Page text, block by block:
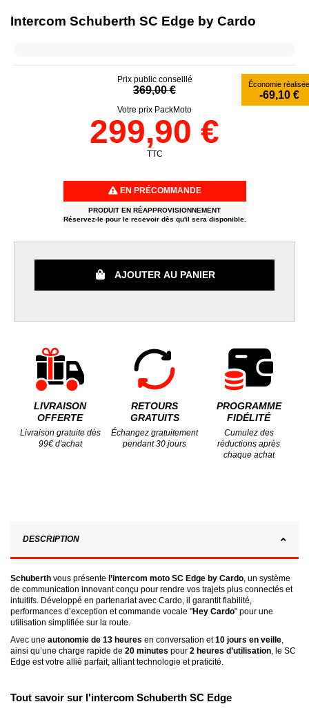
Intercom Schuberth SC Edge by Cardo
Prix public conseillé
369,00 € Économie réalisée
-69,10 €
Votre prix PackMoto
299,90 €
TTC
EN PRÉCOMMANDE
PRODUIT EN RÉAPPROVISIONNEMENT
Réservez-le pour le recevoir dès qu'il sera disponible.
AJOUTER AU PANIER
LIVRAISON
OFFERTE
Livraison gratuite dès
99€ d'achat
RETOURS
GRATUITS
Échangez gratuitement
pendant 30 jours
PROGRAMME
FIDÉLITÉ
Cumulez des
réductions après
chaque achat
DESCRIPTION
Schuberth vous présente l’intercom moto SC Edge by Cardo , un système
de communication innovant conçu pour rendre vos trajets plus connectés et
intuitifs. Développé en partenariat avec Cardo, il garantit fiabilité,
performances d’exception et commande vocale "Hey Cardo" pour une
utilisation simplifiée sur la route.
Avec une autonomie de 13 heures en conversation et10 jours en veille,
ainsi qu’une charge rapide de 20 minutes pour 2 heures d’utilisation, le SC
Edge est votre allié parfait, alliant technologie et praticité.
Tout savoir sur l'intercom Schuberth SC Edge